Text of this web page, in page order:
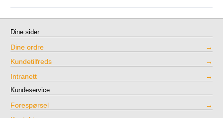
Dine sider
Dine ordre
Kundetilfreds
Intranett
Kundeservice
Forespørsel